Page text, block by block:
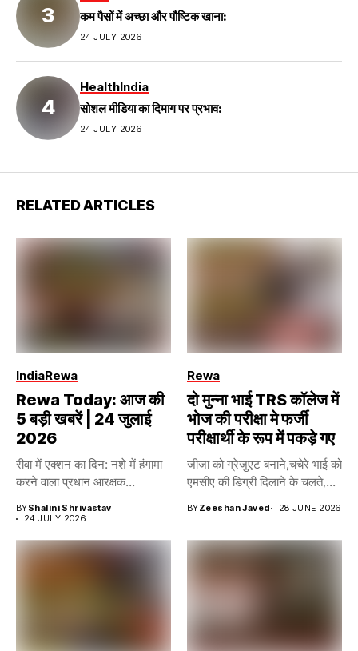
कम पैसों में अच्छा और पौष्टिक खाना:
24 JULY 2026
HealthIndia
सोशल मीडिया का दिमाग पर प्रभाव:
24 JULY 2026
RELATED ARTICLES
IndiaRewa
Rewa Today: आज की
5 बड़ी खबरें | 24 जुलाई
2026
रीवा में एक्शन का दिन: नशे में हंगामा
करने वाला प्रधान आरक्षक...
BYShalini Shrivastav
24 JULY 2026
Rewa
दो मुन्ना भाई TRS कॉलेज में
भोज की परीक्षा मे फर्जी
परीक्षार्थी के रूप में पकड़े गए
जीजा को ग्रेजुएट बनाने,चचेरे भाई को
एमसीए की डिग्री दिलाने के चलते,...
BYZeeshan Javed 28 JUNE 2026